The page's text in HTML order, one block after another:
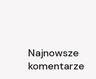
Najnowsze
komentarze